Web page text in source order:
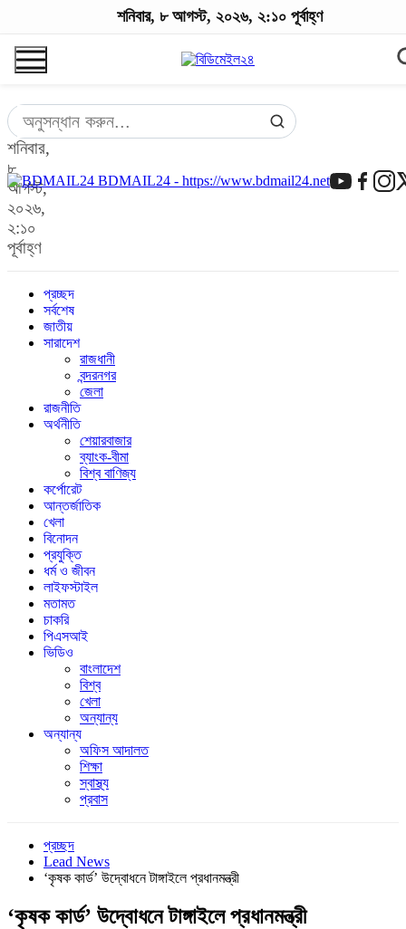
শনিবার,
৮
আগস্ট,
২০২৬,
২:১০
পূর্বাহ্ণ
BDMAIL24 - https://www.bdmail24.net
প্রচ্ছদ
সর্বশেষ
জাতীয়
সারাদেশ
রাজধানী
বন্দরনগর
জেলা
রাজনীতি
অর্থনীতি
শেয়ারবাজার
ব্যাংক-বীমা
বিশ্ব বাণিজ্য
কর্পোরেট
আন্তর্জাতিক
খেলা
বিনোদন
প্রযুক্তি
ধর্ম ও জীবন
লাইফস্টাইল
মতামত
চাকরি
পিএসআই
ভিডিও
বাংলাদেশ
বিশ্ব
খেলা
অন্যান্য
অন্যান্য
অফিস আদালত
শিক্ষা
স্বাস্থ্য
প্রবাস
শনিবার, ৮ আগস্ট, ২০২৬, ২:১০ পূর্বাহ্ণ
প্রচ্ছদ
Lead News
‘কৃষক কার্ড’ উদ্বোধনে টাঙ্গাইলে প্রধানমন্ত্রী
‘কৃষক কার্ড’ উদ্বোধনে টাঙ্গাইলে প্রধানমন্ত্রী